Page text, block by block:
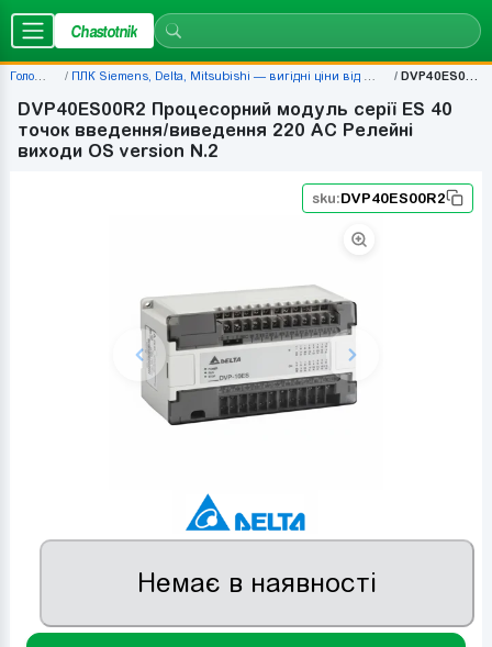
Chastotnik
Головна ПЛК Siemens, Delta, Mitsubishi — вигідні ціни від 677 грн DVP40ES00R2
DVP40ES00R2 Процесорний модуль серії ES 40
точок введення/виведення 220 AC Релейні
виходи OS version N.2
sku:DVP40ES00R2
Немає в наявності